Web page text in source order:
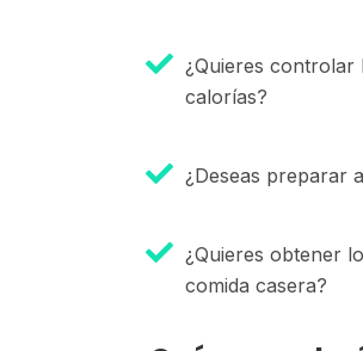
¿Quieres controlar
calorías?
¿Deseas preparar
¿Quieres obtener
comida casera?